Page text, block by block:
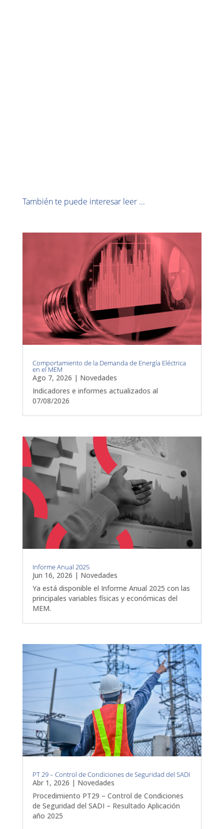
También te puede interesar leer ...
Comportamiento de la Demanda de Energía Eléctrica
en el MEM
Ago 7, 2026 | Novedades
Indicadores e informes actualizados al
07/08/2026
Informe Anual 2025
Jun 16, 2026 | Novedades
Ya está disponible el Informe Anual 2025 con las
principales variables físicas y económicas del
MEM.
PT 29 – Control de Condiciones de Seguridad del SADI
Abr 1, 2026 | Novedades
Procedimiento PT29 – Control de Condiciones
de Seguridad del SADI – Resultado Aplicación
año 2025